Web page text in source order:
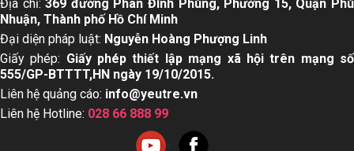
Địa chỉ:369 đường Phan Đình Phùng, Phường 15, Quận Phú
Nhuận, Thành phố Hồ Chí Minh
Đại diện pháp luật: Nguyễn Hoàng Phượng Linh
Giấy phép: Giấy phép thiết lập mạng xã hội trên mạng số
555/GP-BTTTT,HN ngày 19/10/2015.
Liên hệ quảng cáo: info@yeutre.vn
Liên hệ Hotline: 028 66 888 99